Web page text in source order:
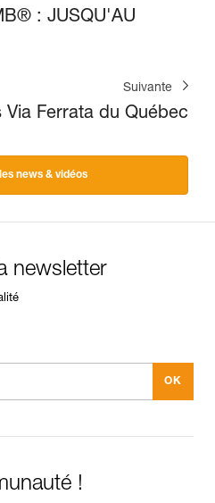
: JUSQU'AU
Suivante
Via Ferrata du Québec
news & vidéos
newsletter
!